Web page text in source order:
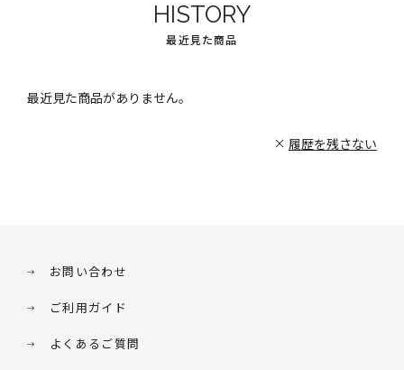
HISTORY
最近見た商品
最近見た商品がありません。
履歴を残さない
お問い合わせ
ご利用ガイド
よくあるご質問